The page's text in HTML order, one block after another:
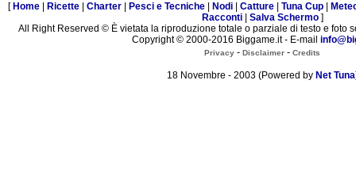
[ Home Ricette Charter Pesci e Tecniche Nodi Catture Tuna Cup
Racconti| Salva Schermo]
All Right Reserved © È vietata la riproduzione totale o parziale di testo e foto
Copyright © 2000-2016 Biggame.it - E-mail
Privacy - Disclaimer - Credits
18 Novembre - 2003 (Powered by Net Tuna